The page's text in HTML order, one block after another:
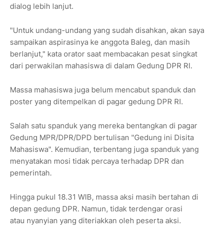
dialog lebih lanjut.
"Untuk undang-undang yang sudah disahkan, akan saya
sampaikan aspirasinya ke anggota Baleg, dan masih
berlanjut," kata orator saat membacakan pesat singkat
dari perwakilan mahasiswa di dalam Gedung DPR RI.
Massa mahasiswa juga belum mencabut spanduk dan
poster yang ditempelkan di pagar gedung DPR RI.
Salah satu spanduk yang mereka bentangkan di pagar
Gedung MPR/DPR/DPD bertulisan "Gedung ini Disita
Mahasiswa". Kemudian, terbentang juga spanduk yang
menyatakan mosi tidak percaya terhadap DPR dan
pemerintah.
Hingga pukul 18.31 WIB, massa aksi masih bertahan di
depan gedung DPR. Namun, tidak terdengar orasi
atau nyanyian yang diteriakkan oleh peserta aksi.